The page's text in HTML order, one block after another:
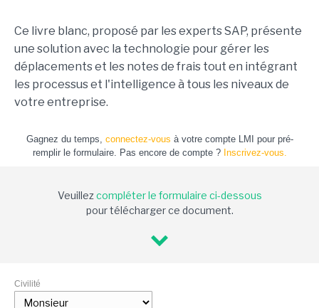
Ce livre blanc, proposé par les experts SAP, présente
une solution avec la technologie pour gérer les
déplacements et les notes de frais tout en intégrant
les processus et l'intelligence à tous les niveaux de
votre entreprise.
Gagnez du temps, connectez-vous à votre compte LMI pour pré-
remplir le formulaire. Pas encore de compte ? Inscrivez-vous.
Veuillezcompléter le formulaire ci-dessous
pour télécharger ce document.
Civilité